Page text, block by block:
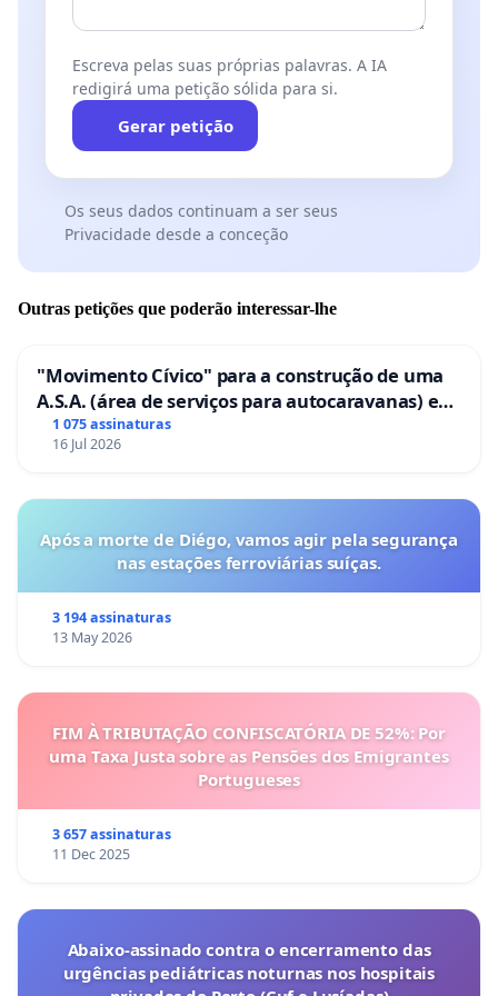
Escreva pelas suas próprias palavras. A IA
redigirá uma petição sólida para si.
Gerar petição
Os seus dados continuam a ser seus
Privacidade desde a conceção
Outras petições que poderão interessar-lhe
"Movimento Cívico" para a construção de uma
A.S.A. (área de serviços para autocaravanas) em
Coimbra
1 075 assinaturas
16 Jul 2026
Após a morte de Diégo, vamos agir pela segurança
nas estações ferroviárias suíças.
3 194 assinaturas
13 May 2026
FIM À TRIBUTAÇÃO CONFISCATÓRIA DE 52%: Por
uma Taxa Justa sobre as Pensões dos Emigrantes
Portugueses
3 657 assinaturas
11 Dec 2025
Abaixo-assinado contra o encerramento das
urgências pediátricas noturnas nos hospitais